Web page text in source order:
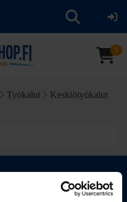
0
Työkalut
Keskiötyökalut